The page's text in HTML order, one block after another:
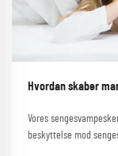
Hvordan skaber
Vores
beskyttelse mod